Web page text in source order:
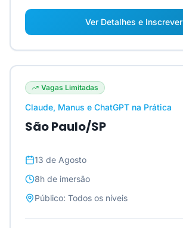
Ver Detalhes e Inscrever
Vagas Limitadas
Claude, Manus e ChatGPT na Prática
São Paulo/SP
13 de Agosto
8h de imersão
Público: Todos os níveis